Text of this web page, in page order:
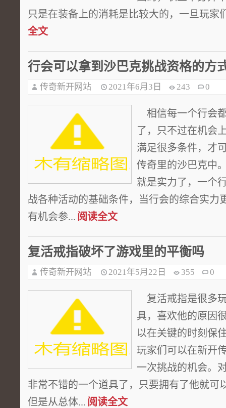
只是在装备上的消耗是比较大的，一旦玩家
全文
行会可以拿到沙巴克挑战资格的方
传奇新开网站 2021年6月3日 243 0
相信每一个行会
了，只不过在机会
满足很多条件，才
传奇里的沙巴克中
就是实力了，一个
战各种活动的基础条件，当行会的综合实力
有机会参... 阅读全文
复活戒指破坏了游戏里的平衡吗
传奇新开网站 2021年5月22日 355 0
复活戒指是很多
具，喜欢他的原因
以在关键的时刻保
玩家们可以在新开
一次挑战的机会。
非常不错的一个道具了，只要拥有了他就可
但是从总体... 阅读全文